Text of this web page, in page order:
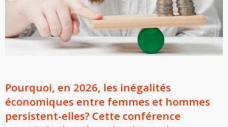
Pourquoi, en 2026, les inégalités
économiques entre femmes et hommes
persistent-elles? Cette conférence